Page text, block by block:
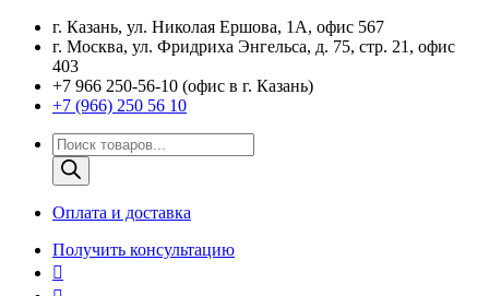
г. Казань, ул. Николая Ершова, 1А, офис 567
г. Москва, ул. Фридриха Энгельса, д. 75, стр. 21, офис
403
+7 966 250-56-10 (офис в г. Казань)
+7 (966) 250 56 10
Поиск
товаров
Оплата и доставка
Получить консультацию